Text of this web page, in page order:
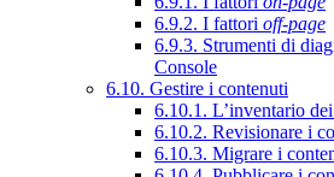
6.9.2. I fattori off-page
6.9.3. Strumenti di
Console
6.10. Gestire i contenuti
6.10.1. L’inventario
6.10.2. Revisionare i
6.10.3. Migrare i